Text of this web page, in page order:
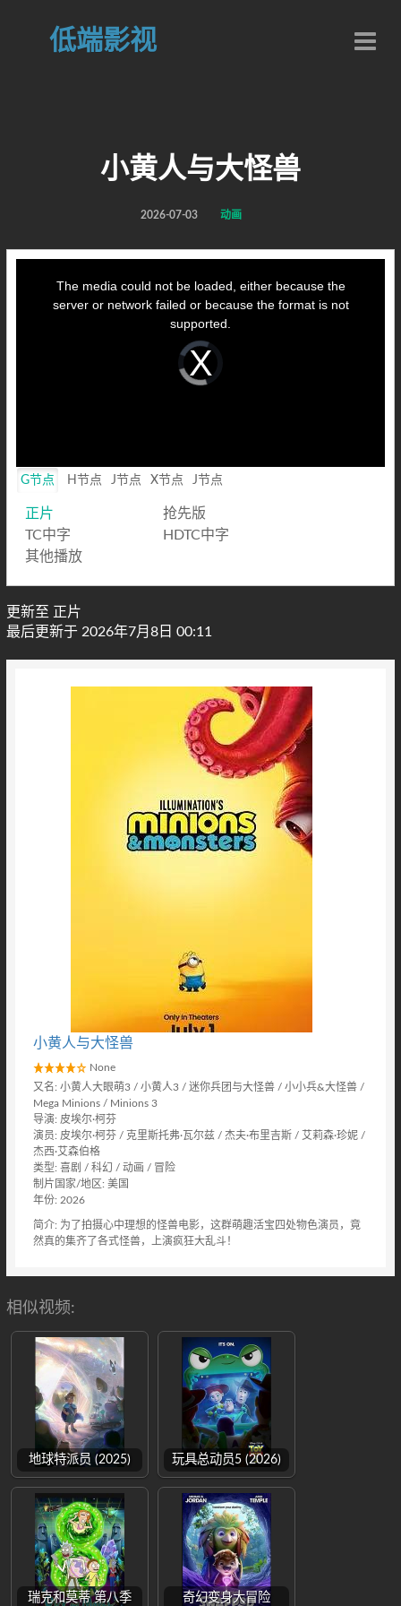
低端影视
小黄人与大怪兽
2026-07-03 动画
Video
Player
is
loading.
The media could not be loaded, either because the
server or network failed or because the format is not
supported.
G节点 H节点 J节点 X节点 J节点
正片
抢先版
TC中字
HDTC中字
其他播放
更新至 正片
最后更新于 2026年7月8日 00:11
小黄人与大怪兽
None
又名: 小黄人大眼萌3 / 小黄人3 / 迷你兵团与大怪兽 / 小小兵&大怪兽 /
Mega Minions / Minions 3
导演: 皮埃尔·柯芬
演员: 皮埃尔·柯芬 / 克里斯托弗·瓦尔兹 / 杰夫·布里吉斯 / 艾莉森·珍妮 /
杰西·艾森伯格
类型: 喜剧 / 科幻 / 动画 / 冒险
制片国家/地区: 美国
年份: 2026
简介: 为了拍摄心中理想的怪兽电影，这群萌趣活宝四处物色演员，竟
然真的集齐了各式怪兽，上演疯狂大乱斗！
相似视频:
地球特派员 (2025) 玩具总动员5 (2026)
瑞克和莫蒂 第八季 奇幻变身大冒险